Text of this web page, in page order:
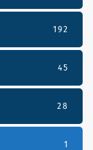
192
45
28
1